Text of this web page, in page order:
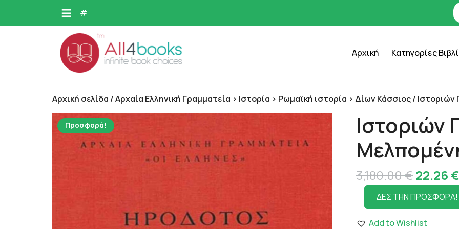
#
Αρχική Κατηγορίες
Αρχική σελίδα /Αρχαία Ελληνική Γραμματεία > Ιστορία > Ρωμαϊκή ιστορία > Δίων Κάσσιος/
Προσφορά!
Ιστοριών
3,180.00€Original
price
was:
22.26 €Η
ΔΕΣ ΤΗΝ ΠΡΟΣΦΟΡΑ!
Add to Wishlist